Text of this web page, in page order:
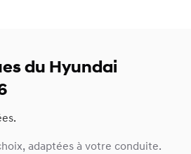
du Hyundai
adaptées à votre conduite.